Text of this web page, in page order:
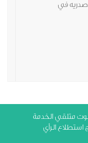
في
الخدمة
الرأي